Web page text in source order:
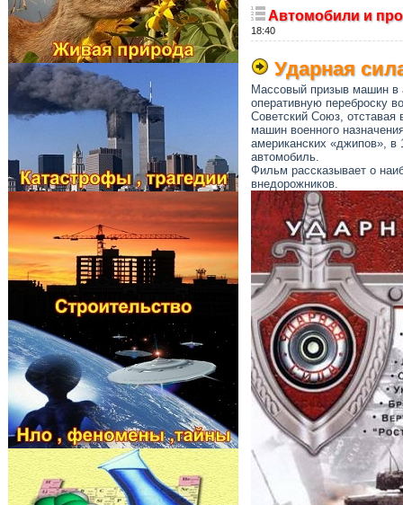
Автомобили и
18:40
Ударная
Массовый призыв машин в
оперативную переброску
Советский Союз, отставая
машин военного
американских «джипов»,
автомобиль.
Фильм рассказывает о
внедорожников.